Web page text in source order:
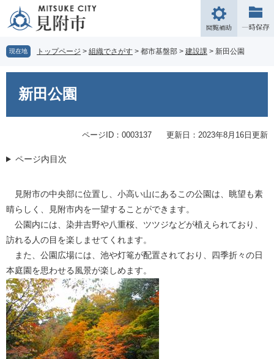
の
先
頭
ー
を
飛
閲
覧
補
現在地 トップページ > 組織でさがす > 都市基盤部 > 建設課 > 新田公園
新田公園
ページID：0003137 更新日：2023年8月16日更新
ページ内目次
見附市の中央部に位置し、小高い山にあるこの公園は、眺望も素
晴らしく、見附市内を一望することができます。
公園内には、染井吉野や八重桜、ツツジなどが植えられており、
訪れる人の目を楽しませてくれます。
また、公園広場には、池や灯篭が配置されており、四季折々の日
本庭園を思わせる風景が楽しめます。